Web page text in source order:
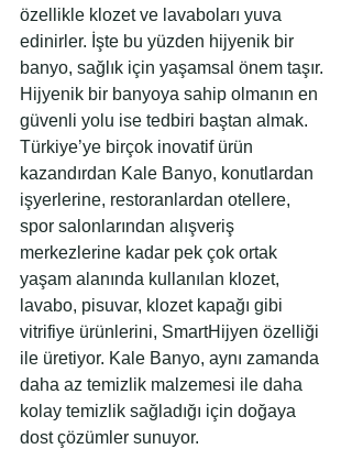
özellikle klozet ve lavaboları yuva
edinirler. İşte bu yüzden hijyenik bir
banyo, sağlık için yaşamsal önem taşır.
Hijyenik bir banyoya sahip olmanın en
güvenli yolu ise tedbiri baştan almak.
Türkiye’ye birçok inovatif ürün
kazandırdan Kale Banyo, konutlardan
işyerlerine, restoranlardan otellere,
spor salonlarından alışveriş
merkezlerine kadar pek çok ortak
yaşam alanında kullanılan klozet,
lavabo, pisuvar, klozet kapağı gibi
vitrifiye ürünlerini, SmartHijyen özelliği
ile üretiyor. Kale Banyo, aynı zamanda
daha az temizlik malzemesi ile daha
kolay temizlik sağladığı için doğaya
dost çözümler sunuyor.